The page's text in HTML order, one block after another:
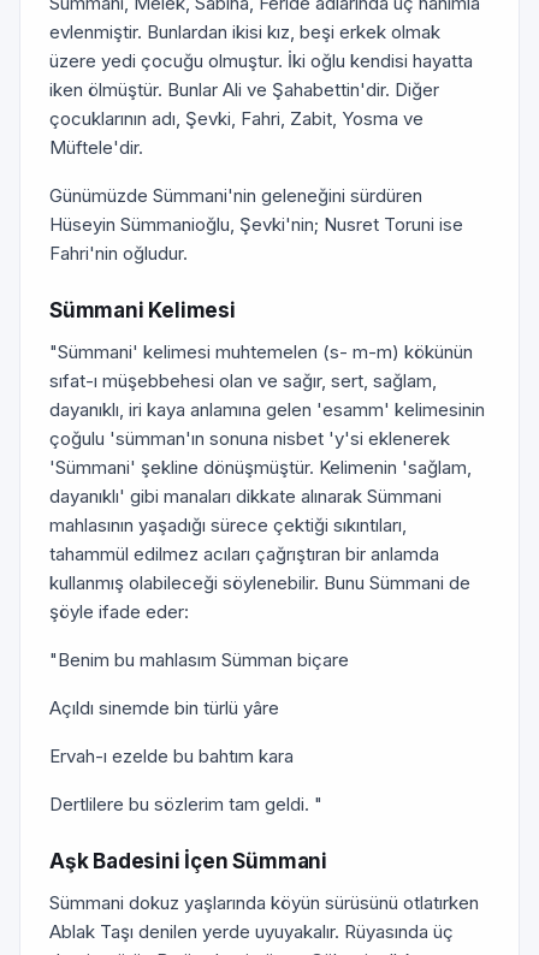
evlenmiştir. Bunlardan ikisi kız, beşi erkek olmak
üzere yedi çocuğu olmuştur. İki oğlu kendisi hayatta
iken ölmüştür. Bunlar Ali ve Şahabettin'dir. Diğer
çocuklarının adı, Şevki, Fahri, Zabit, Yosma ve
Müftele'dir.
Günümüzde Sümmani'nin geleneğini sürdüren
Hüseyin Sümmanioğlu, Şevki'nin; Nusret Toruni ise
Fahri'nin oğludur.
Sümmani Kelimesi
"Sümmani' kelimesi muhtemelen (s- m-m) kökünün
sıfat-ı müşebbehesi olan ve sağır, sert, sağlam,
dayanıklı, iri kaya anlamına gelen 'esamm' kelimesinin
çoğulu 'sümman'ın sonuna nisbet 'y'si eklenerek
'Sümmani' şekline dönüşmüştür. Kelimenin 'sağlam,
dayanıklı' gibi manaları dikkate alınarak Sümmani
mahlasının yaşadığı sürece çektiği sıkıntıları,
tahammül edilmez acıları çağrıştıran bir anlamda
kullanmış olabileceği söylenebilir. Bunu Sümmani de
şöyle ifade eder:
"Benim bu mahlasım Sümman biçare
Açıldı sinemde bin türlü yâre
Ervah-ı ezelde bu bahtım kara
Dertlilere bu sözlerim tam geldi. "
Aşk Badesini İçen Sümmani
Sümmani dokuz yaşlarında köyün sürüsünü otlatırken
Ablak Taşı denilen yerde uyuyakalır. Rüyasında üç